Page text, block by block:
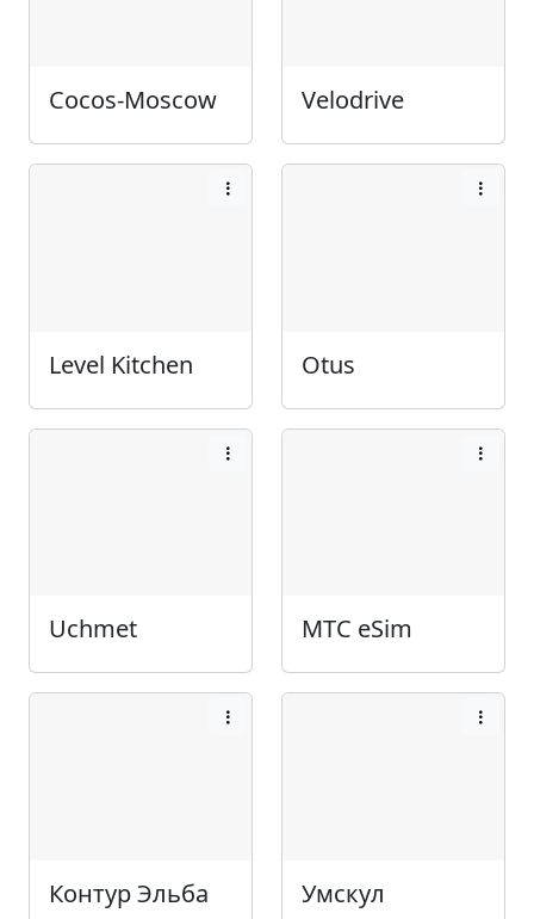
Cocos-Moscow Velodrive
Level Kitchen Otus
Uchmet МТС eSim
Контур Эльба Умскул